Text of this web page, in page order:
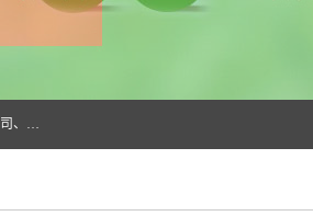
成都仁民有害生物防治服务有限公司是一家经营成都灭跳蚤公司、成都灭鼠公司、成都除虫公司、成都除四害公司、成都白蚁防治公司、成都杀虫公司等。业务覆盖：青白江、郫县、简阳、金堂、乐山、眉山、绵阳、彭州等区域。 由于我们的专业技术和服务态度得到了肯定、 目前公司已经与省内外的多个金 融企业、高端写字楼、星级酒 店、宾馆餐饮企业、学校、制造生产企业、物业小区建立了长期友好的合作关系。